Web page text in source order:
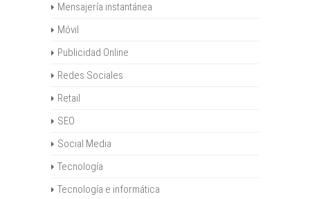
Mensajería instantánea
Móvil
Publicidad Online
Redes Sociales
Retail
SEO
Social Media
Tecnología
Tecnología e informática